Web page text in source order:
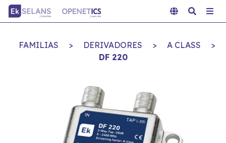
FAMILIAS > DERIVADORES > A CLASS
>
DF 220